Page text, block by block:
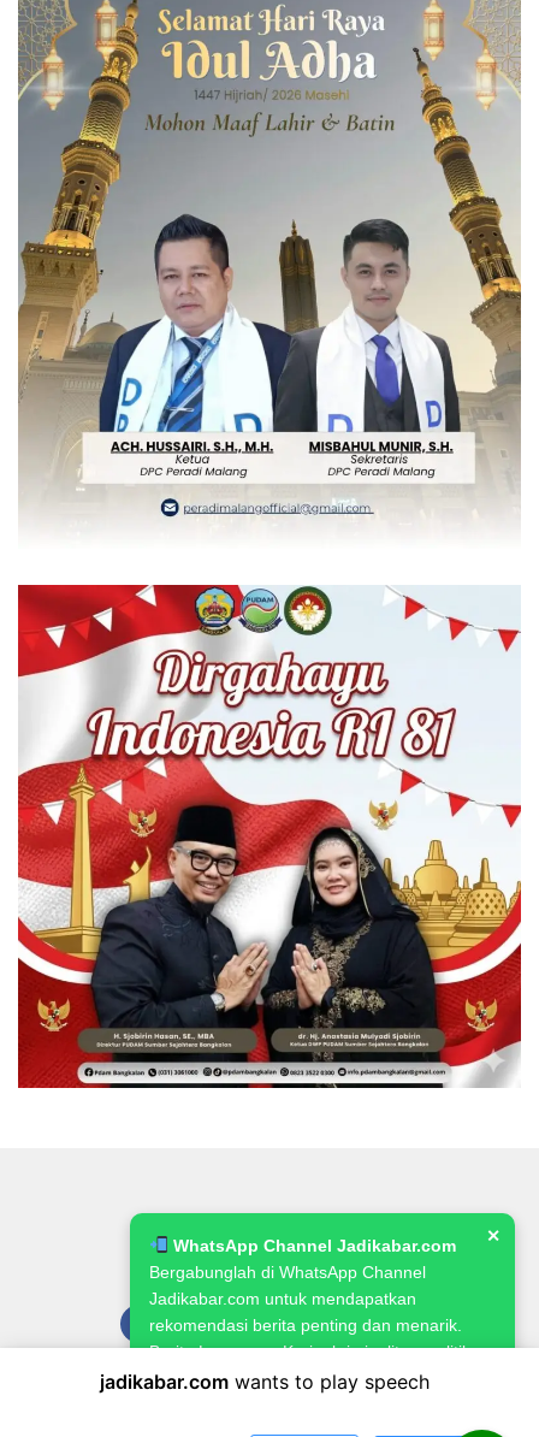
Pedoman Media Siber Kode Etik Jurnalistik
jadikabar.com wants to play speech
WhatsApp Channel Jadikabar.com
Bergabunglah di WhatsApp Channel
Jadikabar.com untuk mendapatkan
rekomendasi berita penting dan menarik.
Berita Lowongan Kerja, kriminalitas, politik,
pemerintahan, pertanian & ketahanan
✕